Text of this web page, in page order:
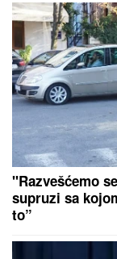
"Razvešćemo
supruzi sa
to”